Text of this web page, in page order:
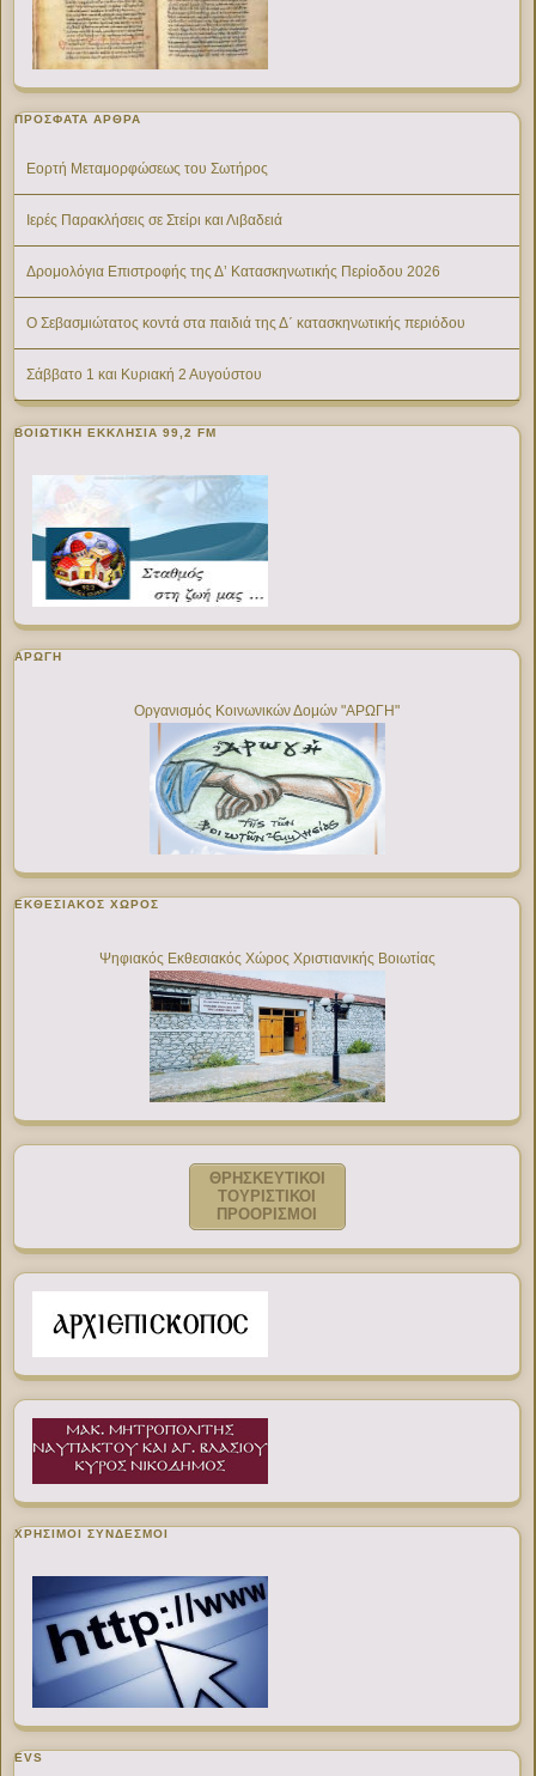
ΠΡΌΣΦΑΤΑ ΆΡΘΡΑ
Εορτή Μεταμορφώσεως του Σωτήρος
Ιερές Παρακλήσεις σε Στείρι και Λιβαδειά
Δρομολόγια Επιστροφής της Δ’ Κατασκηνωτικής Περίοδου 2026
Ο Σεβασμιώτατος κοντά στα παιδιά της Δ΄ κατασκηνωτικής περιόδου
Σάββατο 1 και Κυριακή 2 Αυγούστου
ΒΟΙΩΤΙΚΉ ΕΚΚΛΗΣΊΑ 99,2 FM
ΑΡΩΓΗ
Οργανισμός Κοινωνικών Δομών "ΑΡΩΓΗ"
ΕΚΘΕΣΙΑΚΌΣ ΧΏΡΟΣ
Ψηφιακός Εκθεσιακός Χώρος Χριστιανικής Βοιωτίας
ΘΡΗΣΚΕΥΤΙΚΟΙ
ΤΟΥΡΙΣΤΙΚΟΙ
ΠΡΟΟΡΙΣΜΟΙ
ΧΡΉΣΙΜΟΙ ΣΎΝΔΕΣΜΟΙ
EVS